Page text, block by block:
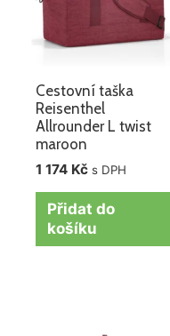
Cestovní taška
Reisenthel
Allrounder L twist
maroon
1 174 Kč s DPH
Přidat do
košíku